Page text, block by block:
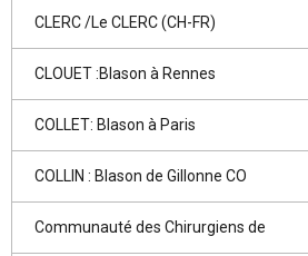
CLERC /Le CLERC (CH-FR)
CLOUET :Blason à Rennes
COLLET: Blason à Paris
COLLIN : Blason de Gillonne CO
Communauté des Chirurgiens de